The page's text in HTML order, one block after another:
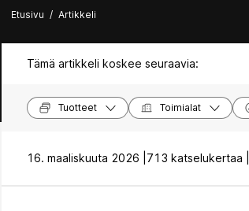
Etusivu / Artikkeli
Tämä artikkeli koskee seuraavia:
Tuotteet Toimialat
16. maaliskuuta 2026 | 713 katselukertaa |